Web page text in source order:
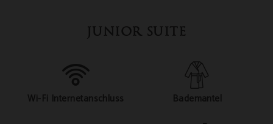
JUNIOR SUITE
Wi-Fi Internetanschluss Bademantel